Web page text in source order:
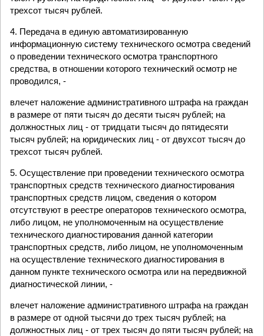
трехсот тысяч рублей.
4. Передача в единую автоматизированную
информационную систему технического осмотра сведений
о проведении технического осмотра транспортного
средства, в отношении которого технический осмотр не
проводился, -
влечет наложение административного штрафа на граждан
в размере от пяти тысяч до десяти тысяч рублей; на
должностных лиц - от тридцати тысяч до пятидесяти
тысяч рублей; на юридических лиц - от двухсот тысяч до
трехсот тысяч рублей.
5. Осуществление при проведении технического осмотра
транспортных средств технического диагностирования
транспортных средств лицом, сведения о котором
отсутствуют в реестре операторов технического осмотра,
либо лицом, не уполномоченным на осуществление
технического диагностирования данной категории
транспортных средств, либо лицом, не уполномоченным
на осуществление технического диагностирования в
данном пункте технического осмотра или на передвижной
диагностической линии, -
влечет наложение административного штрафа на граждан
в размере от одной тысячи до трех тысяч рублей; на
должностных лиц - от трех тысяч до пяти тысяч рублей; на